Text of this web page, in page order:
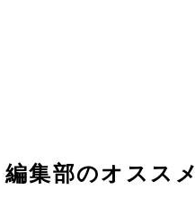
編集部のオススメ